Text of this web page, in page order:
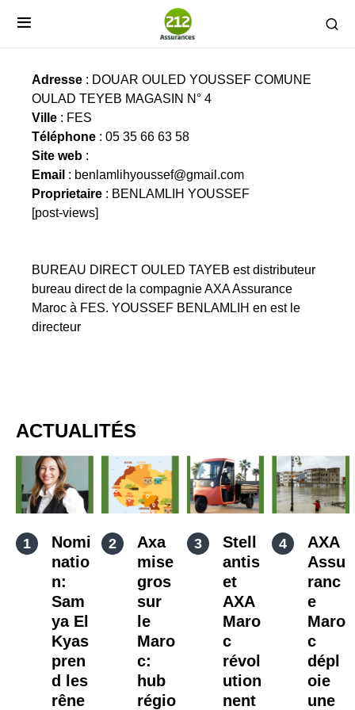
BUREAU DIRECT OULED TAYEB
Adresse : DOUAR OULED YOUSSEF COMUNE
OULAD TEYEB MAGASIN N° 4
Ville : FES
Téléphone : 05 35 66 63 58
Site web :
Email : benlamlihyoussef@gmail.com
Proprietaire : BENLAMLIH YOUSSEF
[post-views]
BUREAU DIRECT OULED TAYEB est distributeur
bureau direct de la compagnie AXA Assurance
Maroc à FES. YOUSSEF BENLAMLIH en est le
directeur
ACTUALITÉS
Nomi
natio
n:
Sam
ya El
Kyas
pren
d les
rêne
Axa
mise
gros
sur
le
Maro
c:
hub
régio
Stell
antis
et
AXA
Maro
c
révol
ution
nent
AXA
Assu
ranc
e
Maro
c
dépl
oie
une